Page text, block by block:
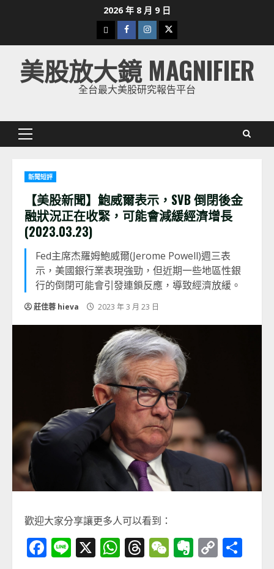
2026 年 8 月 9 日
下
載
美
股
Facebook
Instagram
Twitter
美股放大鏡 MAGNIFIER
全台最大美股研究報告平台
Primary
新聞短評
【美股新聞】鮑威爾表示，SVB 倒閉後金
融狀況正在收緊，可能會減緩經濟增長
(2023.03.23)
Fed主席杰羅姆鮑威爾(Jerome Powell)週三表
示，美國銀行業表現強勁，但近期一些地區性銀
行的倒閉可能會引發連鎖反應，導致經濟放緩。
莊佳蓉 hieva 2023 年 3 月 23 日
歡迎大家分享讓更多人可以看到：
Facebook
Line
X WhatsApp
Threads
WeChat
Evernote
Copy